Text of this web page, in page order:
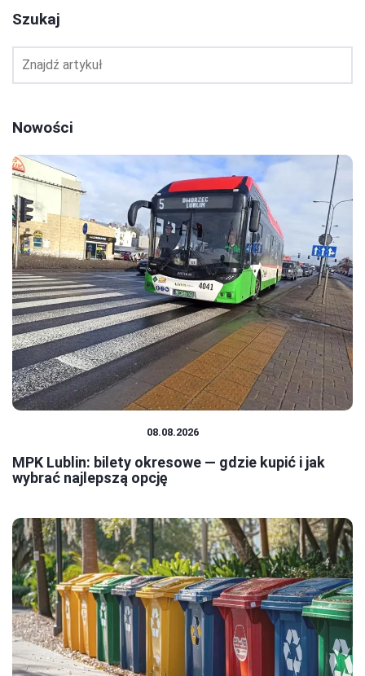
Szukaj
Nowości
08.08.2026
MPK Lublin: bilety okresowe — gdzie kupić i jak
wybrać najlepszą opcję